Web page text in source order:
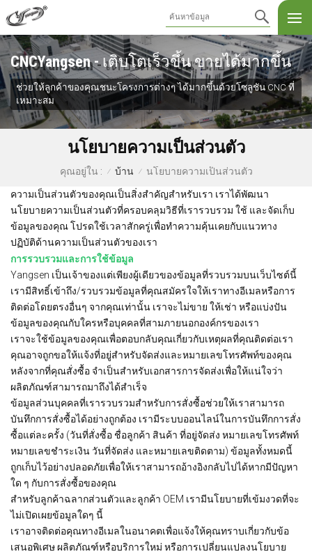
CNCYangsen - เติบโตเร็วขึ้น ขายได้มากขึ้น
ช่วยให้ลูกค้าของคุณชนะโครงการต่างๆ ได้มากขึ้นด้วยโซลูชัน CNC ที่
เหมาะสม
นโยบายความเป็นส่วนตัว
คุณอยู่ใน : / บ้าน / นโยบายความเป็นส่วนตัว
ความเป็นส่วนตัวของคุณเป็นสิ่งสำคัญสำหรับเรา เราได้พัฒนา
นโยบายความเป็นส่วนตัวที่ครอบคลุมวิธีที่เรารวบรวม ใช้ และจัดเก็บ
ข้อมูลของคุณ โปรดใช้เวลาสักครู่เพื่อทำความคุ้นเคยกับแนวทาง
ปฏิบัติด้านความเป็นส่วนตัวของเรา
การรวบรวมและการใช้ข้อมูล
Yangsen เป็นเจ้าของแต่เพียงผู้เดียวของข้อมูลที่รวบรวมบนเว็บไซต์นี้
เรามีสิทธิ์เข้าถึง/รวบรวมข้อมูลที่คุณสมัครใจให้เราทางอีเมลหรือการ
ติดต่อโดยตรงอื่นๆ จากคุณเท่านั้น เราจะไม่ขาย ให้เช่า หรือแบ่งปัน
ข้อมูลของคุณกับใครหรือบุคคลที่สามภายนอกองค์กรของเรา
เราจะใช้ข้อมูลของคุณเพื่อตอบกลับคุณเกี่ยวกับเหตุผลที่คุณติดต่อเรา
คุณอาจถูกขอให้แจ้งที่อยู่สำหรับจัดส่งและหมายเลขโทรศัพท์ของคุณ
หลังจากที่คุณสั่งซื้อ จำเป็นสำหรับเอกสารการจัดส่งเพื่อให้แน่ใจว่า
ผลิตภัณฑ์สามารถมาถึงได้สำเร็จ
ข้อมูลส่วนบุคคลที่เรารวบรวมสำหรับการสั่งซื้อช่วยให้เราสามารถ
บันทึกการสั่งซื้อได้อย่างถูกต้อง เรามีระบบออนไลน์ในการบันทึกการสั่ง
ซื้อแต่ละครั้ง (วันที่สั่งซื้อ ชื่อลูกค้า สินค้า ที่อยู่จัดส่ง หมายเลขโทรศัพท์
หมายเลขชำระเงิน วันที่จัดส่ง และหมายเลขติดตาม) ข้อมูลทั้งหมดนี้
ถูกเก็บไว้อย่างปลอดภัยเพื่อให้เราสามารถอ้างอิงกลับไปได้หากมีปัญหา
ใด ๆ กับการสั่งซื้อของคุณ
สำหรับลูกค้าฉลากส่วนตัวและลูกค้า OEM เรามีนโยบายที่เข้มงวดที่จะ
ไม่เปิดเผยข้อมูลใดๆ นี้
เราอาจติดต่อคุณทางอีเมลในอนาคตเพื่อแจ้งให้คุณทราบเกี่ยวกับข้อ
เสนอพิเศษ ผลิตภัณฑ์หรือบริการใหม่ หรือการเปลี่ยนแปลงนโยบาย